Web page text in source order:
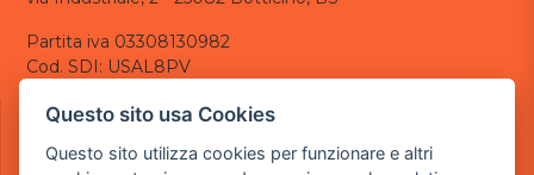
Partita iva 03308130982
Cod. SDI: USAL8PV
CONTATTI
tel.: +39 030 376 2377
Questo sito usa Cookies
Questo sito utilizza cookies per funzionare e altri